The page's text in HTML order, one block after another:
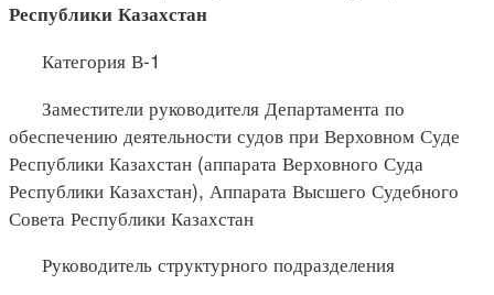
Республики Казахстан
Категория В-1
Заместители руководителя Департамента по
обеспечению деятельности судов при Верховном Суде
Республики Казахстан (аппарата Верховного Суда
Республики Казахстан), Аппарата Высшего Судебного
Совета Республики Казахстан
Руководитель структурного подразделения